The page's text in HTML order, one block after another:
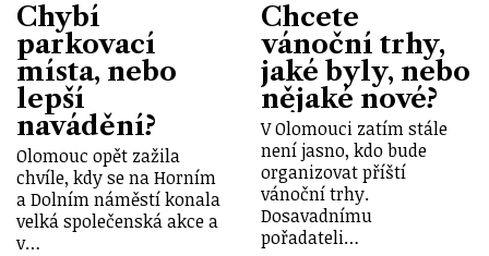
Chybí
parkovací
místa, nebo
lepší
navádění?
Olomouc opět zažila
chvíle, kdy se na Horním
a Dolním náměstí konala
velká společenská akce a
v…
Chcete
vánoční trhy,
jaké byly, nebo
nějaké nové?
V Olomouci zatím stále
není jasno, kdo bude
organizovat příští
vánoční trhy.
Dosavadnímu
pořadateli…